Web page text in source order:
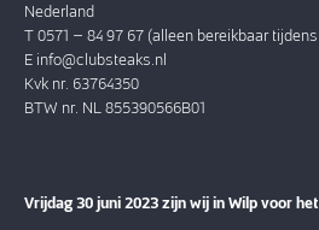
Nederland
T 0571 – 84 97 67 (alleen bereikbaar
E info@clubsteaks.nl
Kvk nr. 63764350
BTW nr. NL 855390566B01
Vrijdag 30 juni 2023 zijn wij in Wilp voor